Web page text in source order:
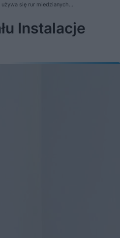
się rur miedzianych
Instalacje